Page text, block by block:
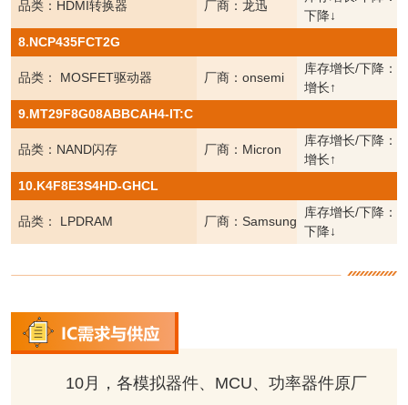
品类：HDMI转换器 厂商：龙迅
下降↓
8.NCP435FCT2G
品类： MOSFET驱动器 厂商：onsemi
库存增长/下降：
增长↑
9.MT29F8G08ABBCAH4-IT:C
品类：NAND闪存 厂商：Micron
库存增长/下降：
增长↑
10.K4F8E3S4HD-GHCL
品类： LPDRAM 厂商：Samsung
库存增长/下降：
下降↓
10月，各模拟器件、MCU、功率器件原厂